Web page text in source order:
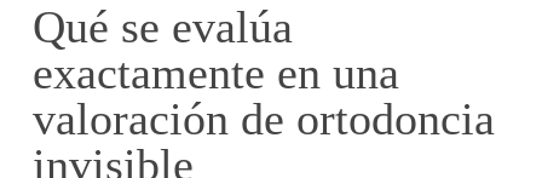
Qué se evalúa
exactamente en una
valoración de ortodoncia
invisible